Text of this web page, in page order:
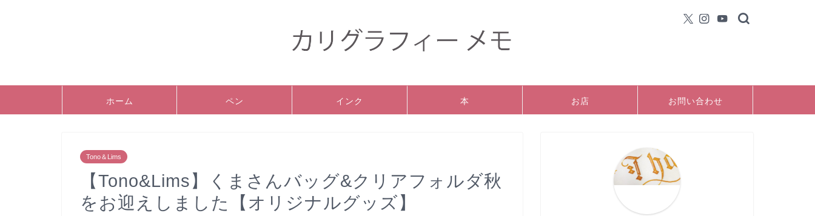
ホーム ペン インク 本 お店 お問い合わせ
Tono＆Lims
【Tono&Lims】くまさんバッグ&クリアフォルダ秋
をお迎えしました【オリジナルグッズ】